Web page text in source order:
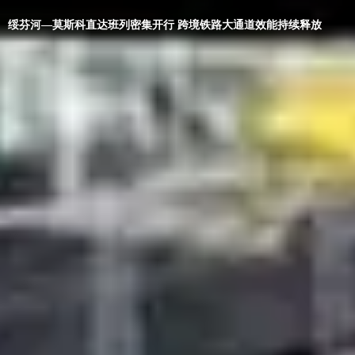
绥芬河—莫斯科直达班列密集开行 跨境铁路大通道效能持续释放